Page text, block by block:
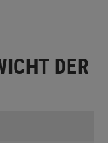
DER